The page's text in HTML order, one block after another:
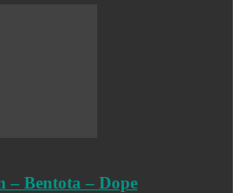
– Bentota – Dope